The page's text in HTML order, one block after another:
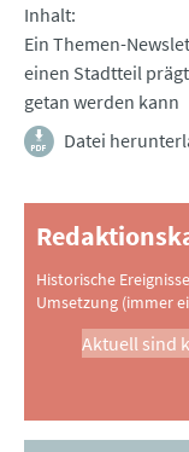
Inhalt
Ein Themen-
einen Stadtteil
getan werden kann
Datei
Historische
Umsetzung (immer
Aktuell sind